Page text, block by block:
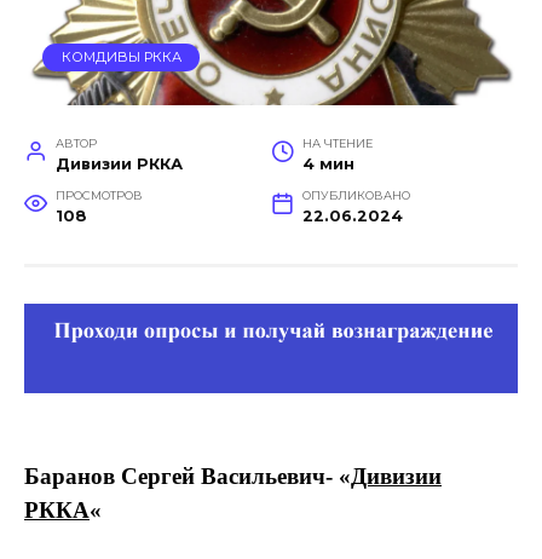
КОМДИВЫ РККА
АВТОР
Дивизии РККА
НА ЧТЕНИЕ
4 мин
ПРОСМОТРОВ
108
ОПУБЛИКОВАНО
22.06.2024
Баранов Сергей Васильевич- «Дивизии
РККА«